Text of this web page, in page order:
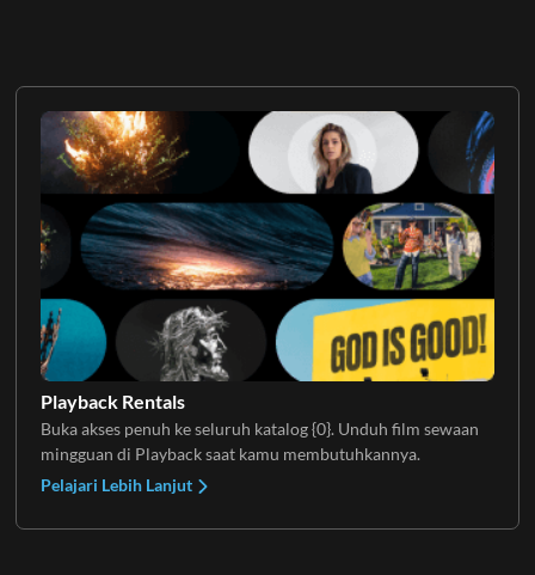
Playback Rentals
Buka akses penuh ke seluruh katalog {0}. Unduh film sewaan
mingguan di Playback saat kamu membutuhkannya.
Pelajari Lebih Lanjut